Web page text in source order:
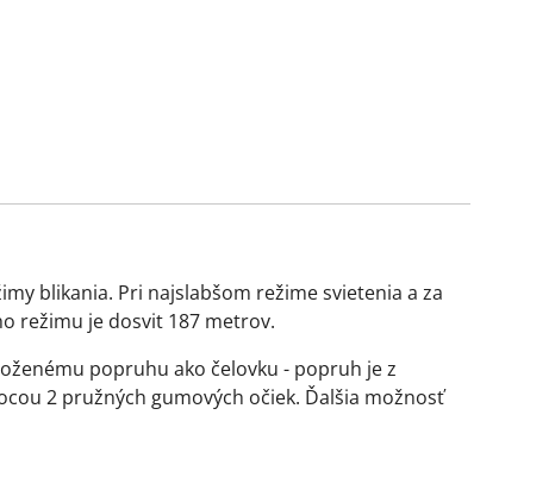
blikania. Pri najslabšom režime svietenia a za
režimu je dosvit 187 metrov.
popruhu ako čelovku - popruh je z
2 pružných gumových očiek. Ďalšia možnosť